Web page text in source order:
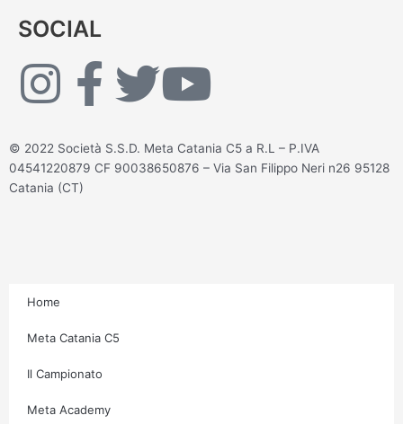
SOCIAL
I
s
g
r
a
F
c
o
k
T
i
Y
u
© 2022 Società S.S.D. Meta Catania C5 a R.L – P.IVA
04541220879 CF 90038650876 – Via San Filippo Neri n26 95128
Catania (CT)
Home
Meta Catania C5
Il Campionato
Meta Academy